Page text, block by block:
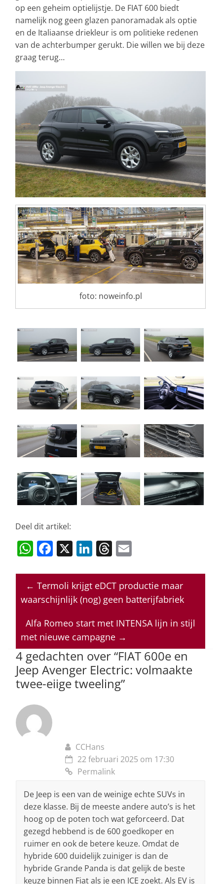
op een geheim optielijstje. De FIAT 600 biedt
namelijk nog geen glazen panoramadak als optie
en de Italiaanse driekleur is om politieke redenen
van de achterbumper gerukt. Die willen we bij deze
graag terug…
foto: noweinfo.pl
Deel dit artikel:
W
at
s
p
p
F
c
e
b
o
o
k
X Li
k
e
dI
n
T
re
a
s
ai
l
← Termoli krijgt eDCT productie maar
waarschijnlijk (nog) geen batterijfabriek
Alfa Romeo start met INTENSA lijn in stijl
met nieuwe campagne →
4 gedachten over “FIAT 600e en
Jeep Avenger Electric: volmaakte
twee-eiige tweeling”
CCHans
22 februari 2025 om 17:30
Permalink
De Jeep is een van de weinige echte SUVs in
deze klasse. Bij de meeste andere auto’s is het
hoog op de poten toch wat geforceerd. Dat
gezegd hebbend is de 600 goedkoper en
ruimer en ook de betere keuze. Omdat de
hybride 600 duidelijk zuiniger is dan de
hybride Grande Panda is dat gelijk de beste
keuze binnen Fiat als je een ICE zoekt. Als EV is